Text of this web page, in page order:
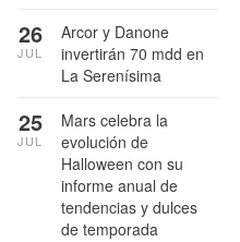
Arcor y Danone
invertirán 70 mdd en
La Serenísima
26
JUL
Mars celebra la
evolución de
Halloween con su
informe anual de
tendencias y dulces
de temporada
25
JUL